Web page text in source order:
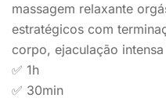
massagem relaxante
estratégicos com
corpo, ejaculação intensa
✅ 1h
✅ 30min